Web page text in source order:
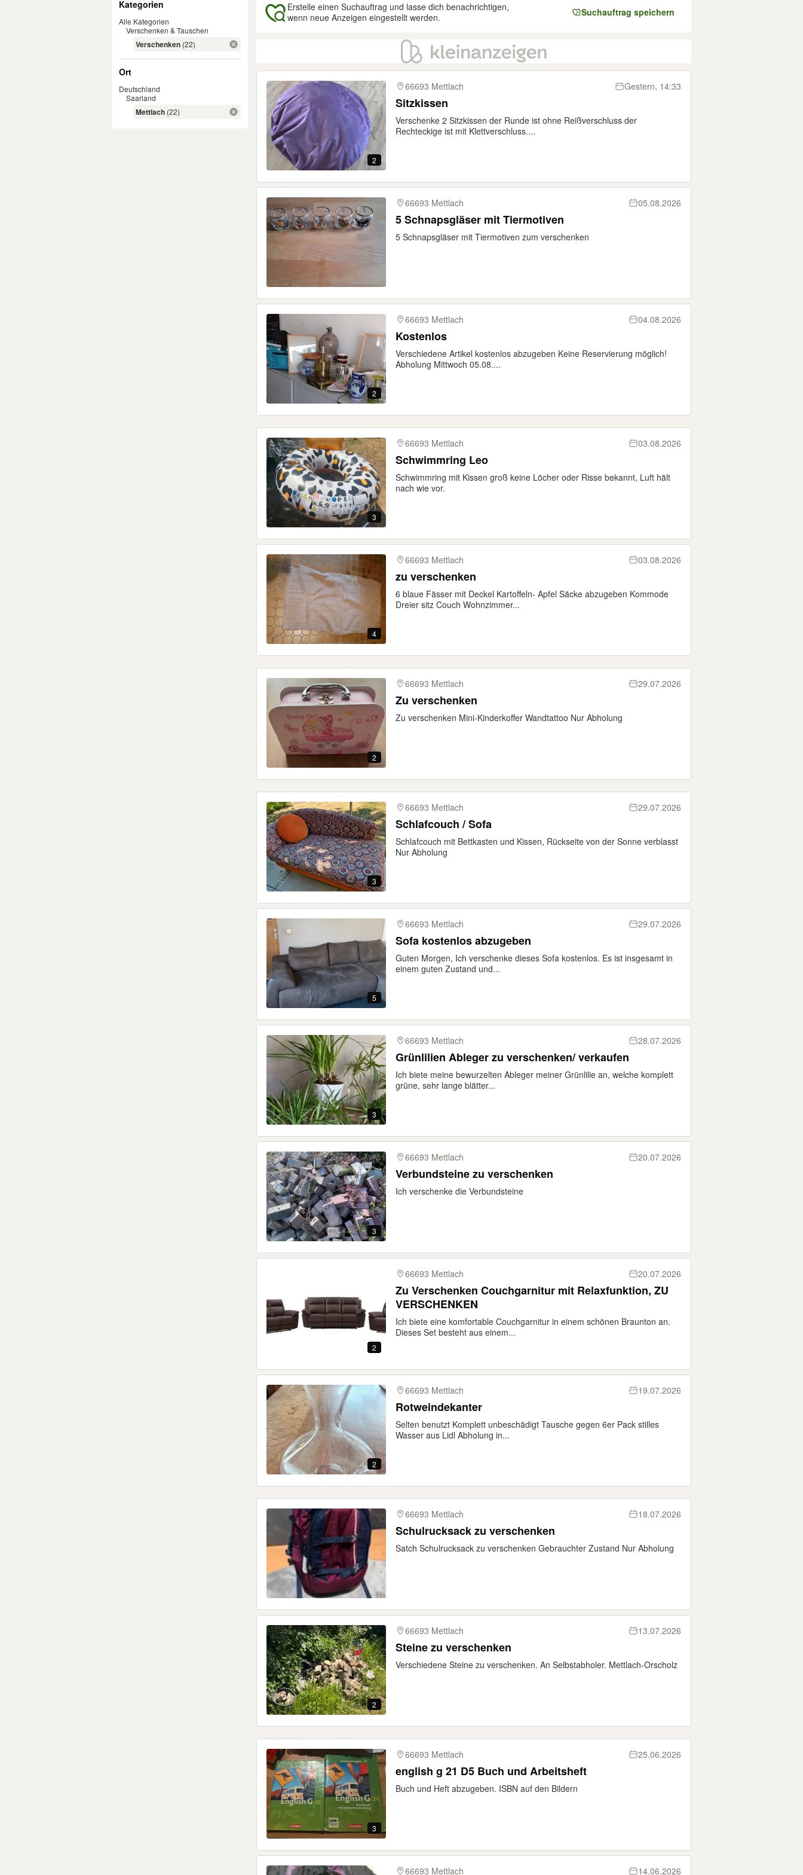
Kategorien
Alle Kategorien
Verschenken & Tauschen
Verschenken (22)
Ort
Deutschland
Saarland
Mettlach (22)
Erstelle einen Suchauftrag und lasse dich benachrichtigen,
wenn neue Anzeigen eingestellt werden.
Suchauftrag speichern
Ergebnisse
2
66693 Mettlach Gestern, 14:33
Sitzkissen
Verschenke 2 Sitzkissen der Runde ist ohne Reißverschluss der
Rechteckige ist mit Klettverschluss....
66693 Mettlach 05.08.2026
5 Schnapsgläser mit Tiermotiven
5 Schnapsgläser mit Tiermotiven zum verschenken
2
66693 Mettlach 04.08.2026
Kostenlos
Verschiedene Artikel kostenlos abzugeben Keine Reservierung möglich!
Abholung Mittwoch 05.08....
3
66693 Mettlach 03.08.2026
Schwimmring Leo
Schwimmring mit Kissen groß keine Löcher oder Risse bekannt, Luft hält
nach wie vor.
4
66693 Mettlach 03.08.2026
zu verschenken
6 blaue Fässer mit Deckel Kartoffeln- Apfel Säcke abzugeben Kommode
Dreier sitz Couch Wohnzimmer...
2
66693 Mettlach 29.07.2026
Zu verschenken
Zu verschenken Mini-Kinderkoffer Wandtattoo Nur Abholung
3
66693 Mettlach 29.07.2026
Schlafcouch / Sofa
Schlafcouch mit Bettkasten und Kissen, Rückseite von der Sonne verblasst
Nur Abholung
5
66693 Mettlach 29.07.2026
Sofa kostenlos abzugeben
Guten Morgen, Ich verschenke dieses Sofa kostenlos. Es ist insgesamt in
einem guten Zustand und...
3
66693 Mettlach 28.07.2026
Grünlilien Ableger zu verschenken/ verkaufen
Ich biete meine bewurzelten Ableger meiner Grünlilie an, welche komplett
grüne, sehr lange blätter...
3
66693 Mettlach 20.07.2026
Verbundsteine zu verschenken
Ich verschenke die Verbundsteine
2
66693 Mettlach 20.07.2026
Zu Verschenken Couchgarnitur mit Relaxfunktion, ZU
VERSCHENKEN
Ich biete eine komfortable Couchgarnitur in einem schönen Braunton an.
Dieses Set besteht aus einem...
2
66693 Mettlach 19.07.2026
Rotweindekanter
Selten benutzt Komplett unbeschädigt Tausche gegen 6er Pack stilles
Wasser aus Lidl Abholung in...
66693 Mettlach 18.07.2026
Schulrucksack zu verschenken
Satch Schulrucksack zu verschenken Gebrauchter Zustand Nur Abholung
2
66693 Mettlach 13.07.2026
Steine zu verschenken
Verschiedene Steine zu verschenken. An Selbstabholer. Mettlach-Orscholz
3
66693 Mettlach 25.06.2026
english g 21 D5 Buch und Arbeitsheft
Buch und Heft abzugeben. ISBN auf den Bildern
66693 Mettlach 14.06.2026